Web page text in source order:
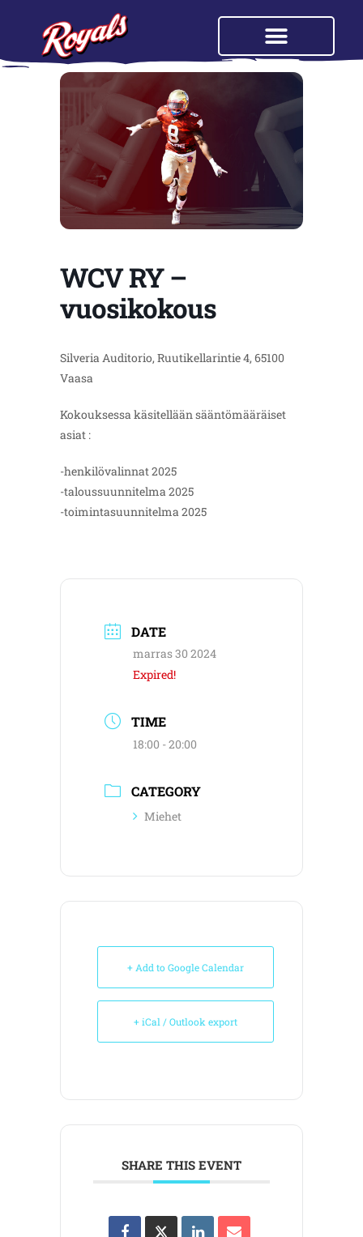
WCV RY –
vuosikokous
Silveria Auditorio, Ruutikellarintie 4, 65100
Vaasa
Kokouksessa käsitellään sääntömääräiset
asiat :
-henkilövalinnat 2025
-taloussuunnitelma 2025
-toimintasuunnitelma 2025
DATE
marras 30 2024
Expired!
TIME
18:00 - 20:00
CATEGORY
Miehet
+ Add to Google Calendar
+ iCal / Outlook export
SHARE THIS EVENT